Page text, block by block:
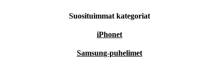
Suosituimmat kategoriat
iPhonet
Samsung-puhelimet